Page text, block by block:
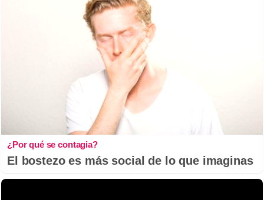
¿Por qué se contagia?
El bostezo es más social de lo que imaginas